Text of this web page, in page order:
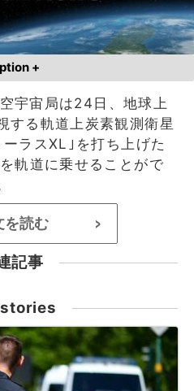
+
宇宙局は24日、地球上
する軌道上炭素観測衛星
ラスXL｣を打ち上げた
軌道に乗せることがで
を読む >
記事